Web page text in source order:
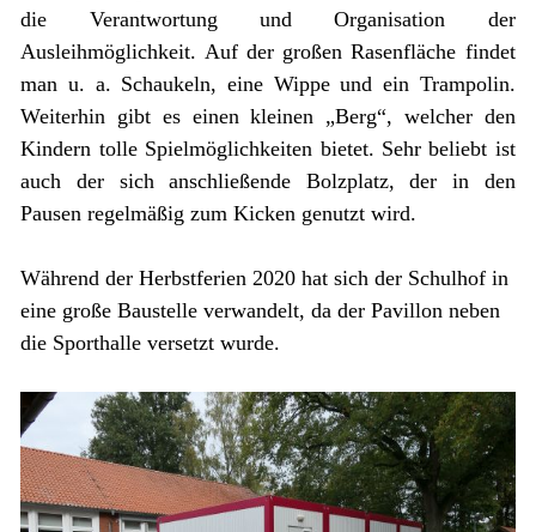
die Verantwortung und Organisation der
Ausleihmöglichkeit. Auf der großen Rasenfläche findet
man u. a. Schaukeln, eine Wippe und ein Trampolin.
Weiterhin gibt es einen kleinen „Berg“, welcher den
Kindern tolle Spielmöglichkeiten bietet. Sehr beliebt ist
auch der sich anschließende Bolzplatz, der in den
Pausen regelmäßig zum Kicken genutzt wird.
Während der Herbstferien 2020 hat sich der Schulhof in
eine große Baustelle verwandelt, da der Pavillon neben
die Sporthalle versetzt wurde.